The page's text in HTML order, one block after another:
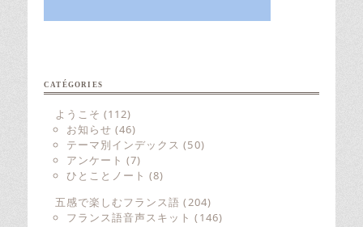
CATÉGORIES
ようこそ (112)
お知らせ (46)
テーマ別インデックス (50)
アンケート (7)
ひとことノート (8)
五感で楽しむフランス語 (204)
フランス語音声スキット (146)